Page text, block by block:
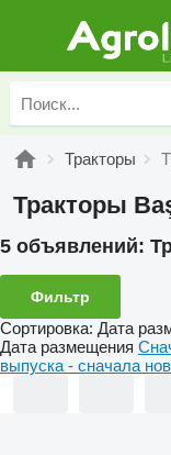
Тракторы
Тракторы
5 объявлений:
Фильтр
Сортировка: Дата
Дата размещения
выпуска - сначала